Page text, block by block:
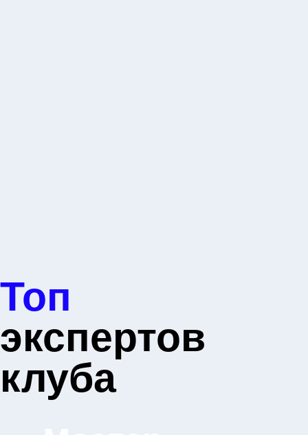
Топ
экспертов
клуба